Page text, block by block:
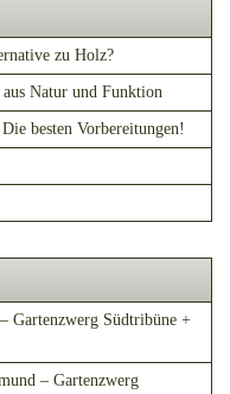
zu Holz?
Natur und Funktion
besten Vorbereitungen!
Gartenzwerg Südtribüne +
– Gartenzwerg